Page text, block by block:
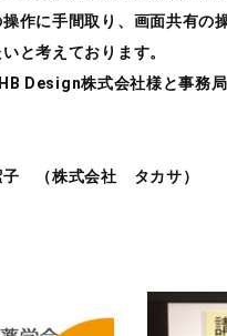
作に手間取り、画面共有
と考えております。
Design株式会社様と事務
（株式会社 タカサ）